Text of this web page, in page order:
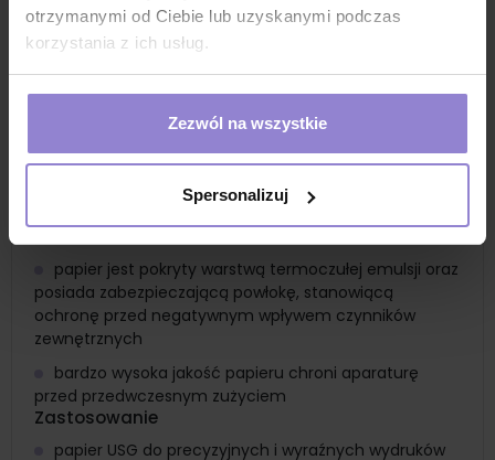
otrzymanymi od Ciebie lub uzyskanymi podczas
korzystania z ich usług.
Zezwól na wszystkie
Spersonalizuj
papier o wysokiej gęstości
najwyższej jakości nośnik do druku o wysokim
połysku zapewnia efekty zbliżone do fotografii
papier jest pokryty warstwą termoczułej emulsji oraz
posiada zabezpieczającą powłokę, stanowiącą
ochronę przed negatywnym wpływem czynników
zewnętrznych
bardzo wysoka jakość papieru chroni aparaturę
przed przedwczesnym zużyciem
Zastosowanie
papier USG do precyzyjnych i wyraźnych wydruków